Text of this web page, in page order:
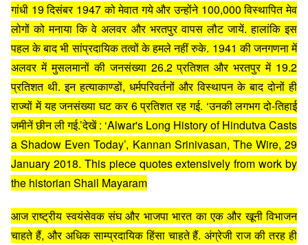
गांधी 19 दिसंबर 1947 को मेवात गये और उन्होंने 100,000 विस्थापित मेव
लोगों को मनाया कि वे अलवर और भरतपुर वापस लौट जायें. हालांकि इस
पहल के बाद भी सांप्रदायिक तत्वों के हमले नहीं रुके. 1941 की जनगणना में
अलवर में मुसलमानों की जनसंख्या 26.2 प्रतिशत और भरतपुर में 19.2
प्रतिशत थी. इन हत्याकाण्डों, धर्मपरिवर्तनों और विस्थापन के बाद दोनों ही
राज्यों में यह जनसंख्या घट कर 6 प्रतिशत रह गई. ‘उनकी लगभग दो-तिहाई
जमीनें छीन ली गई.’देखें : ‘Alwar's Long History of Hindutva Casts
a Shadow Even Today’, Kannan Srinivasan, The Wire, 29
January 2018. This piece quotes extensively from work by
the historian Shail Mayaram
आज राष्ट्रीय स्वयंसेवक संघ और भाजपा भारत का एक और खूनी विभाजन
चाहते हैं, और अधिक साम्प्रदायिक हिंसा चाहते हैं. अंग्रेजी राज की तरह ही